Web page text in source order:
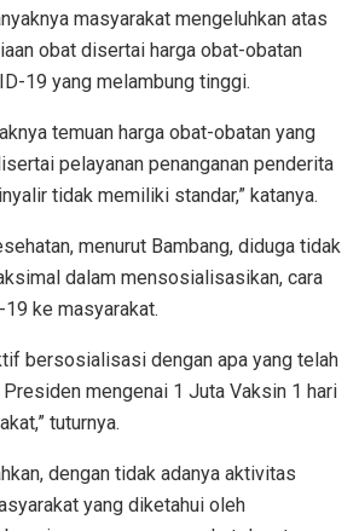
masyarakat mengeluhkan atas
obat disertai harga obat-obatan
19 yang melambung tinggi.
temuan harga obat-obatan yang
pelayanan penanganan penderita
tidak memiliki standar,” katanya.
menurut Bambang, diduga tidak
dalam mensosialisasikan, cara
ke masyarakat.
bersosialisasi dengan apa yang telah
mengenai 1 Juta Vaksin 1 hari
tuturnya.
dengan tidak adanya aktivitas
yang diketahui oleh